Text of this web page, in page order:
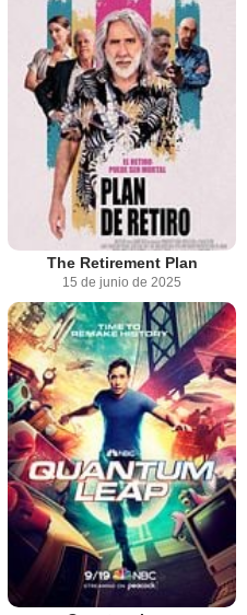
The Retirement Plan
15 de junio de 2025